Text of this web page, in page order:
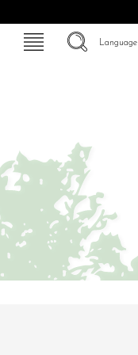
Language